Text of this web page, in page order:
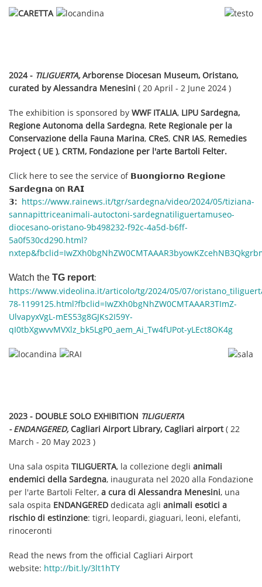
2024 - TILIGUERTA,Arborense Diocesan Museum, Oristano,
curated by Alessandra Menesini ( 20 April - 2 June 2024 )
The exhibition is sponsored by WWF ITALIA, LIPU Sardegna,
Regione Autonoma della Sardegna, Rete Regionale per la
Conservazione della Fauna Marina, CReS, CNR IAS, Remedies
Project ( UE ), CRTM, Fondazione per l'arte Bartoli Felter.
Click here to see the service of 𝗕𝘂𝗼𝗻𝗴𝗶𝗼𝗿𝗻𝗼 𝗥𝗲𝗴𝗶𝗼𝗻𝗲
𝗦𝗮𝗿𝗱𝗲𝗴𝗻𝗮 on 𝗥𝗔𝗜
𝟯: https://www.rainews.it/tgr/sardegna/video/2024/05/tiziana-
sannapittriceanimali-autoctoni-sardegnatiliguertamuseo-
diocesano-oristano-9b498232-f92c-4a5d-b6ff-
5a0f530cd290.html?
Watch the TG report:
https://www.videolina.it/articolo/tg/2024/05/07/
78-1199125.html?fbclid=IwZXh0bgNhZW0CMTAAAR3TImZ-
UlvapyxVgL-mES53g8GJKs2I59Y-
qI0tbXgwvvMVXlz_bk5LgP0_aem_Ai_Tw4fUPot-yLEct8OK4g
2023 - DOUBLE SOLO EXHIBITION TILIGUERTA
- ENDANGERED,Cagliari Airport Library, Cagliari airport( 22
March - 20 May 2023 )
Una sala ospita TILIGUERTA, la collezione degli animali
endemici della Sardegna, inaugurata nel 2020 alla Fondazione
per l'arte Bartoli Felter, a cura di Alessandra Menesini, una
sala ospita ENDANGERED dedicata agli animali esotici a
rischio di estinzione: tigri, leopardi, giaguari, leoni, elefanti,
rinoceronti
Read the news from the official Cagliari Airport
website: http://bit.ly/3lt1hTY